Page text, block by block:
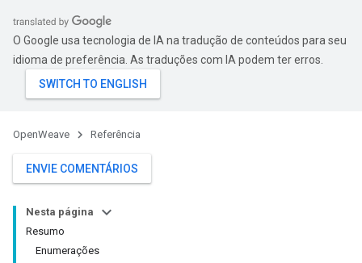
O Google usa tecnologia de IA na tradução de conteúdos para seu
idioma de preferência. As traduções com IA podem ter erros.
OpenWeave Referência
ENVIE COMENTÁRIOS
Nesta página
Resumo
Enumerações